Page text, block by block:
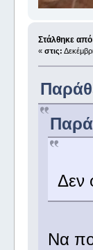
Στάλθηκε
« στις:
Δεν
Να